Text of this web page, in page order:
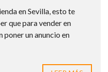
en Sevilla, esto te
que para vender en
poner un anuncio en